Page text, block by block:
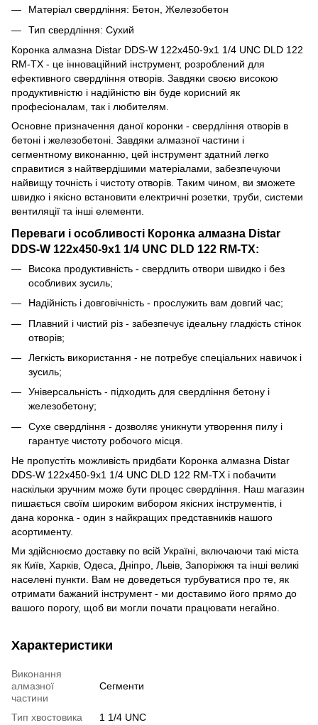
Матеріал свердління: Бетон, Железобетон
Тип свердління: Сухий
Коронка алмазна Distar DDS-W 122x450-9x1 1/4 UNC DLD 122
RM-TX - це інноваційний інструмент, розроблений для
ефективного свердління отворів. Завдяки своєю високою
продуктивністю і надійністю він буде корисний як
професіоналам, так і любителям.
Основне призначення даної коронки - свердління отворів в
бетоні і железобетоні. Завдяки алмазної частини і
сегментному виконанню, цей інструмент здатний легко
справитися з найтвердішими матеріалами, забезпечуючи
найвищу точність і чистоту отворів. Таким чином, ви зможете
швидко і якісно встановити електричні розетки, труби, системи
вентиляції та інші елементи.
Переваги і особливості Коронка алмазна Distar
DDS-W 122x450-9x1 1/4 UNC DLD 122 RM-TX:
Висока продуктивність - свердлить отвори швидко і без
особливих зусиль;
Надійність і довговічність - прослужить вам довгий час;
Плавний і чистий різ - забезпечує ідеальну гладкість стінок
отворів;
Легкість використання - не потребує спеціальних навичок і
зусиль;
Універсальність - підходить для свердління бетону і
железобетону;
Сухе свердління - дозволяє уникнути утворення пилу і
гарантує чистоту робочого місця.
Не пропустіть можливість придбати Коронка алмазна Distar
DDS-W 122x450-9x1 1/4 UNC DLD 122 RM-TX і побачити
наскільки зручним може бути процес свердління. Наш магазин
пишається своїм широким вибором якісних інструментів, і
дана коронка - один з найкращих представників нашого
асортименту.
Ми здійснюємо доставку по всій Україні, включаючи такі міста
як Київ, Харків, Одеса, Дніпро, Львів, Запоріжжя та інші великі
населені пункти. Вам не доведеться турбуватися про те, як
отримати бажаний інструмент - ми доставимо його прямо до
вашого порогу, щоб ви могли почати працювати негайно.
Характеристики
Виконання
алмазної
частини
Сегменти
Тип хвостовика
1 1/4 UNC